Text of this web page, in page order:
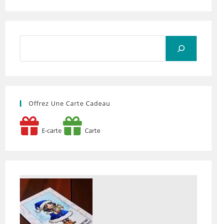
Offrez Une Carte Cadeau
E-carte Carte